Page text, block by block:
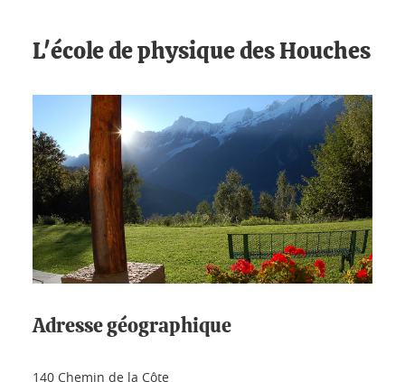
L'école de physique des Houches
Adresse géographique
140 Chemin de la Côte